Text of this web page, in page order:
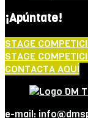
¡Apúntate!
STAGE
STAGE
CONTACTA AQUÍ
e-mail: